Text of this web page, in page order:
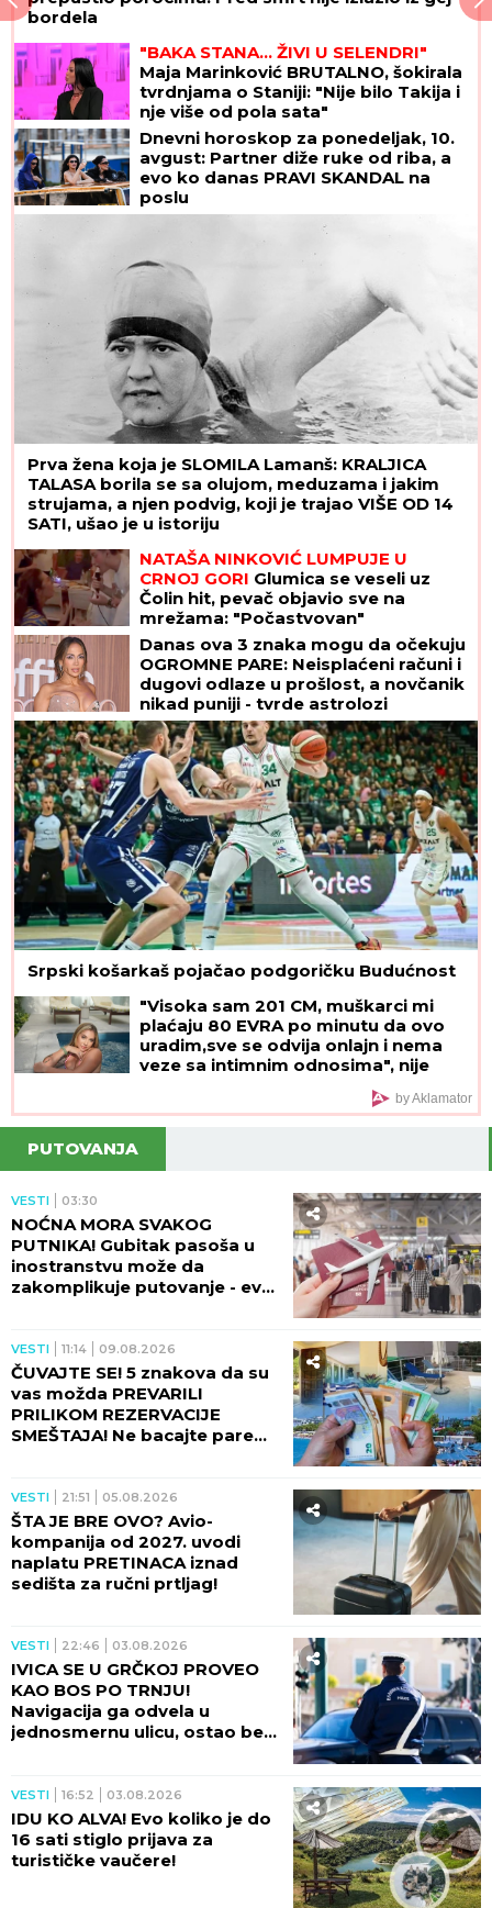
bordela
"BAKA STANA... ŽIVI U SELENDRI"
Maja Marinković BRUTALNO, šokirala
tvrdnjama o Staniji: "Nije bilo Takija i
nje više od pola sata"
Dnevni horoskop za ponedeljak, 10.
avgust: Partner diže ruke od riba, a
evo ko danas PRAVI SKANDAL na
poslu
Prva žena koja je SLOMILA Lamanš: KRALJICA
TALASA borila se sa olujom, meduzama i jakim
strujama, a njen podvig, koji je trajao VIŠE OD 14
SATI, ušao je u istoriju
NATAŠA NINKOVIĆ LUMPUJE U
CRNOJ GORI Glumica se veseli uz
Čolin hit, pevač objavio sve na
mrežama: "Počastvovan"
Danas ova 3 znaka mogu da očekuju
OGROMNE PARE: Neisplaćeni računi i
dugovi odlaze u prošlost, a novčanik
nikad puniji - tvrde astrolozi
Srpski košarkaš pojačao podgoričku Budućnost
"Visoka sam 201 CM, muškarci mi
plaćaju 80 EVRA po minutu da ovo
uradim,sve se odvija onlajn i nema
veze sa intimnim odnosima", nije
želela kancelarijski posao, odabrala
bizarnu opciju - pare su vrh ledenog
brega
by Aklamator
PUTOVANJA
VESTI 03:30
NOĆNA MORA SVAKOG
PUTNIKA! Gubitak pasoša u
inostranstvu može da
zakomplikuje putovanje - evo
VESTI 11:14 09.08.2026
ČUVAJTE SE! 5 znakova da su
vas možda PREVARILI
PRILIKOM REZERVACIJE
SMEŠTAJA! Ne bacajte pare
VESTI 21:51 05.08.2026
ŠTA JE BRE OVO? Avio-
kompanija od 2027. uvodi
naplatu PRETINACA iznad
sedišta za ručni prtljag!
VESTI 22:46 03.08.2026
IVICA SE U GRČKOJ PROVEO
KAO BOS PO TRNJU!
Navigacija ga odvela u
jednosmernu ulicu, ostao bez
VESTI 16:52 03.08.2026
IDU KO ALVA! Evo koliko je do
16 sati stiglo prijava za
turističke vaučere!